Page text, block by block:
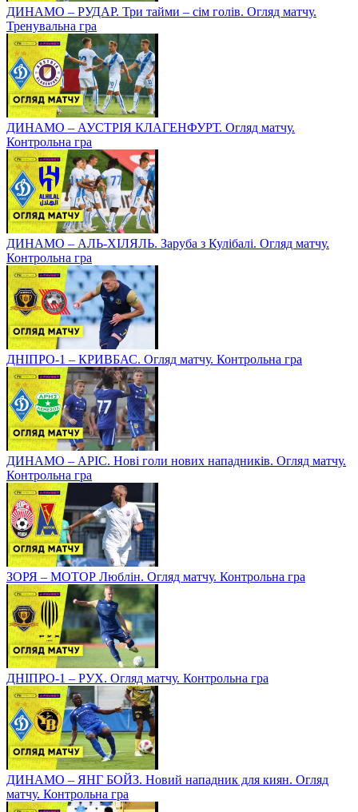
ДИНАМО – РУДАР. Три тайми – сім голів. Огляд матчу.
Тренувальна гра
ДИНАМО – АУСТРІЯ КЛАГЕНФУРТ. Огляд матчу.
Контрольна гра
ДИНАМО – АЛЬ-ХІЛЯЛЬ. Заруба з Кулібалі. Огляд матчу.
Контрольна гра
ДНІПРО-1 – КРИВБАС. Огляд матчу. Контрольна гра
ДИНАМО – АРІС. Нові голи нових нападників. Огляд матчу.
Контрольна гра
ЗОРЯ – МОТОР Люблін. Огляд матчу. Контрольна гра
ДНІПРО-1 – РУХ. Огляд матчу. Контрольна гра
ДИНАМО – ЯНГ БОЙЗ. Новий нападник для киян. Огляд
матчу. Контрольна гра